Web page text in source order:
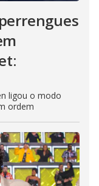
ligou o modo
ordem